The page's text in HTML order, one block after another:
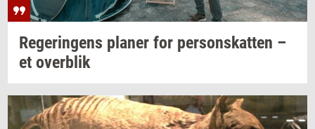
Re­ge­rin­gens pla­ner for per­sonskat­ten –
et over­blik